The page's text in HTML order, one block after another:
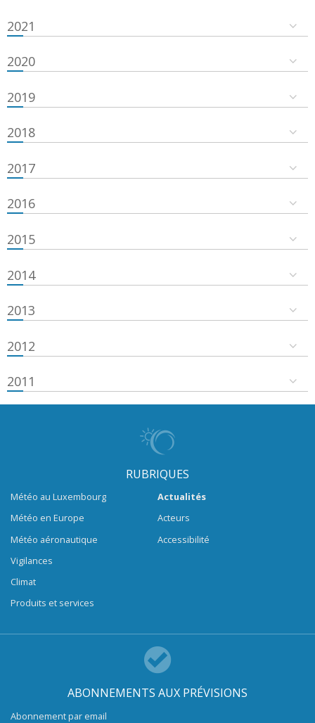
2021
2020
2019
2018
2017
2016
2015
2014
2013
2012
2011
RUBRIQUES
Météo au Luxembourg
Météo en Europe
Météo aéronautique
Vigilances
Climat
Produits et services
Actualités
Acteurs
Accessibilité
ABONNEMENTS AUX PRÉVISIONS
Abonnement par email